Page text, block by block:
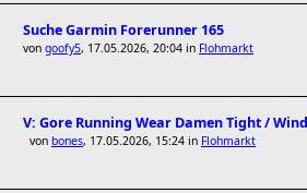
Suche Garmin Forerunner 165
von goofy5, 17.05.2026, 20:04 in Flohmarkt
V: Gore Running Wear Damen Tight /
von bones, 17.05.2026, 15:24 in Flohmarkt